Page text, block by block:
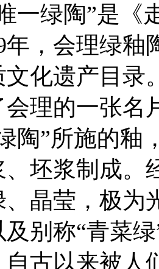
绿陶”是《走
年，会理绿
化遗产目录
理的一张名
”所施的釉
、坯浆制成。
晶莹，极为
别称“青菜
古以来被人